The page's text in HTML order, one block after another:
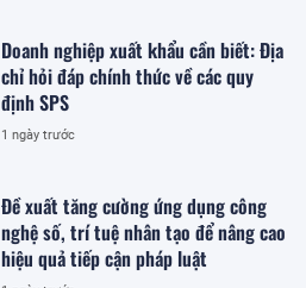
Doanh nghiệp xuất khẩu cần biết: Địa
chỉ hỏi đáp chính thức về các quy
định SPS
1 ngày trước
Đề xuất tăng cường ứng dụng công
nghệ số, trí tuệ nhân tạo để nâng cao
hiệu quả tiếp cận pháp luật